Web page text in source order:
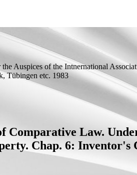
Auspices of the Intnernational
Tübingen etc. 1983
Law.
Chap. 6: Inventor's